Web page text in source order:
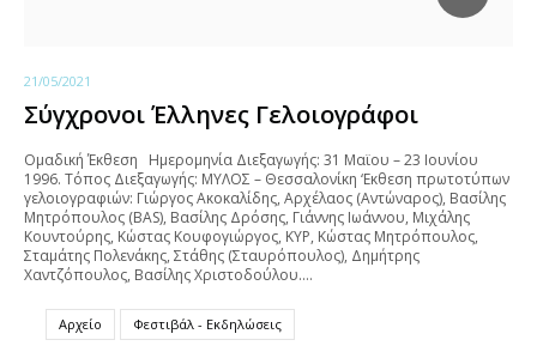
21/05/2021
Σύγχρονοι Έλληνες Γελοιογράφοι
Ομαδική Έκθεση Ημερομηνία Διεξαγωγής: 31 Μαϊου – 23 Ιουνίου
1996. Τόπος Διεξαγωγής: ΜΥΛΟΣ – Θεσσαλονίκη ‘Εκθεση πρωτοτύπων
γελοιογραφιών: Γιώργος Ακοκαλίδης, Αρχέλαος (Αντώναρος), Βασίλης
Μητρόπουλος (BAS), Βασίλης Δρόσης, Γιάννης Ιωάννου, Μιχάλης
Κουντούρης, Κώστας Κουφογιώργος, ΚΥΡ, Κώστας Μητρόπουλος,
Σταμάτης Πολενάκης, Στάθης (Σταυρόπουλος), Δημήτρης
Χαντζόπουλος, Βασίλης Χριστοδούλου.…
Αρχείο Φεστιβάλ - Εκδηλώσεις